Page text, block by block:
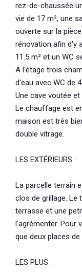
rez-de-chaussée
vie de 17 m², une
ouverte sur la
rénovation afin d'y
11.5 m² et un WC
A l'étage trois
d'eau avec WC de 4
Une cave voutée
Le chauffage est
maison est très
double vitrage.
LES EXTÉRIEURS :
La parcelle terrain
clos de grillage. Le
terrasse et une
l'agrémenter. Pour
que deux places
LES PLUS :